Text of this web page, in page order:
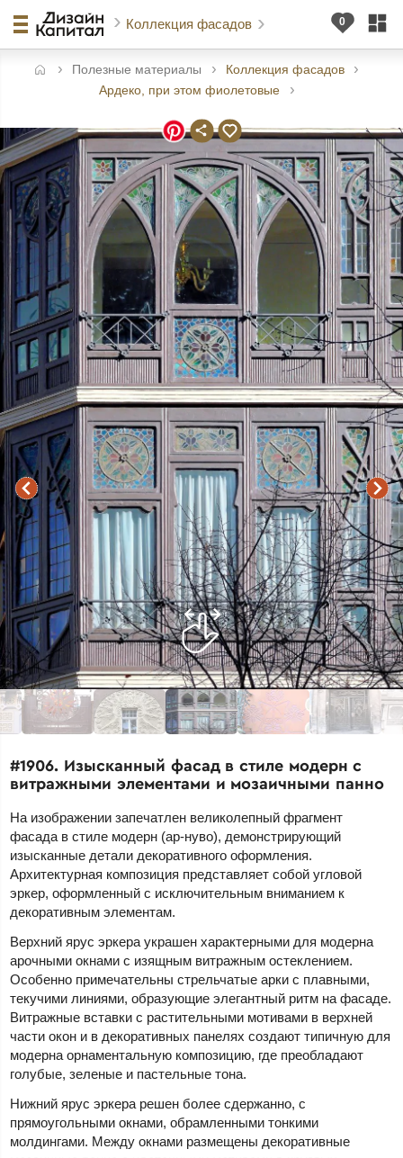
Коллекция фасадов
Полезные материалы
Коллекция фасадов
Ардеко, при этом фиолетовые
#1906. Изысканный фасад в стиле модерн с
витражными элементами и мозаичными панно
На изображении запечатлен великолепный фрагмент
фасада в стиле модерн (ар-нуво), демонстрирующий
изысканные детали декоративного оформления.
Архитектурная композиция представляет собой угловой
эркер, оформленный с исключительным вниманием к
декоративным элементам.
Верхний ярус эркера украшен характерными для модерна
арочными окнами с изящным витражным остеклением.
Особенно примечательны стрельчатые арки с плавными,
текучими линиями, образующие элегантный ритм на фасаде.
Витражные вставки с растительными мотивами в верхней
части окон и в декоративных панелях создают типичную для
модерна орнаментальную композицию, где преобладают
голубые, зеленые и пастельные тона.
Нижний ярус эркера решен более сдержанно, с
прямоугольными окнами, обрамленными тонкими
молдингами. Между окнами размещены декоративные